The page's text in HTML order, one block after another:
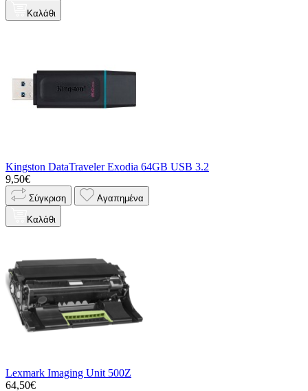
Καλάθι
Kingston DataTraveler Exodia 64GB USB 3.2
9,50€
Σύγκριση Αγαπημένα
Καλάθι
Lexmark Imaging Unit 500Z
64,50€